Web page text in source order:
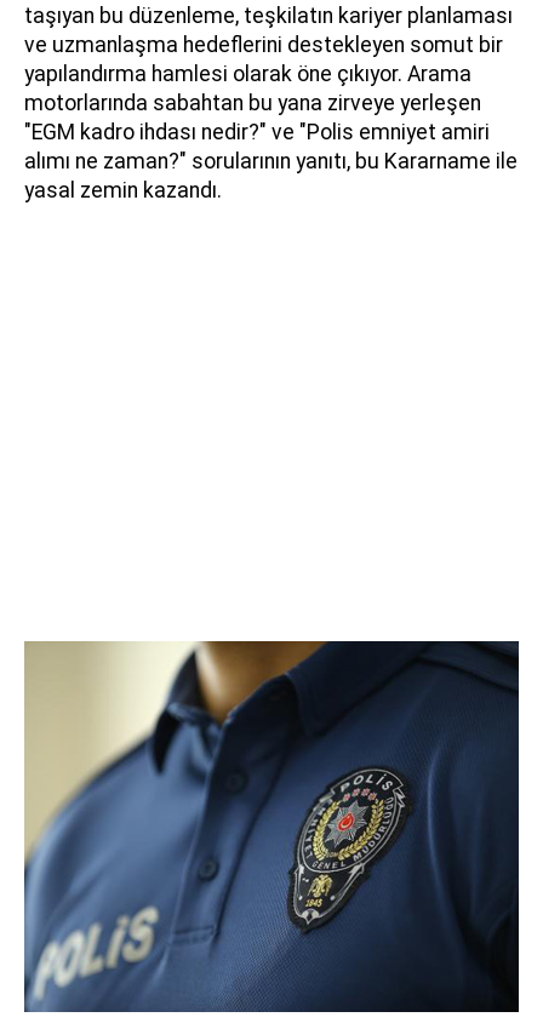
taşıyan bu düzenleme, teşkilatın kariyer planlaması
ve uzmanlaşma hedeflerini destekleyen somut bir
yapılandırma hamlesi olarak öne çıkıyor. Arama
motorlarında sabahtan bu yana zirveye yerleşen
"EGM kadro ihdası nedir?" ve "Polis emniyet amiri
alımı ne zaman?" sorularının yanıtı, bu Kararname ile
yasal zemin kazandı.